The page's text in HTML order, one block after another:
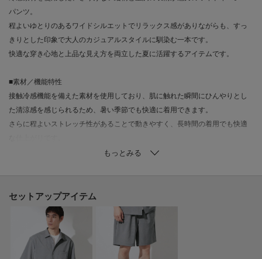
パンツ。
程よいゆとりのあるワイドシルエットでリラックス感がありながらも、すっ
きりとした印象で大人のカジュアルスタイルに馴染む一本です。
快適な穿き心地と上品な見え方を両立した夏に活躍するアイテムです。
■素材／機能特性
接触冷感機能を備えた素材を使用しており、肌に触れた瞬間にひんやりとし
た清涼感を感じられるため、暑い季節でも快適に着用できます。
さらに程よいストレッチ性があることで動きやすく、長時間の着用でも快適
杢調のナチュラルな表情と縦柄の組み合わせにより、肌離れの良さと軽やか
■おすすめコーディネート
無地Tシャツやポロシャツと合わせたリラックス感のあるカジュアルスタイル
はもちろん、
同素材系の半袖シャツと合わせたセットアップ風の着こなしにもおすすめで
セットアップアイテム